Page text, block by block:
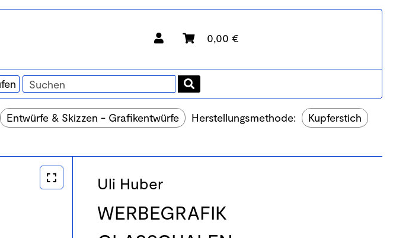
0,00 €
Entwürfe & Skizzen - Grafikentwürfe Herstellungsmethode:
Kupferstich
Uli Huber
WERBEGRAFIK